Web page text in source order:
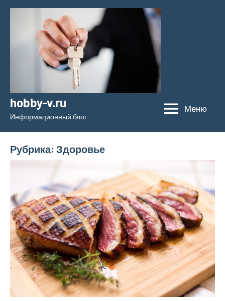
Перейти
содержимому
hobby-v.ru
Информационный блог
Меню
Рубрика: Здоровье